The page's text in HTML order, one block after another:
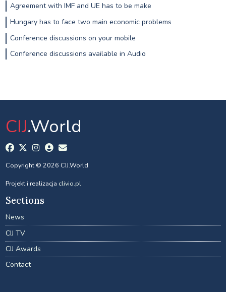
Agreement with IMF and UE has to be make
Hungary has to face two main economic problems
Conference discussions on your mobile
Conference discussions available in Audio
CIJ.World
Copyright © 2026 CIJ.World
Projekt i realizacja clivio.pl
Sections
News
CIJ TV
CIJ Awards
Contact